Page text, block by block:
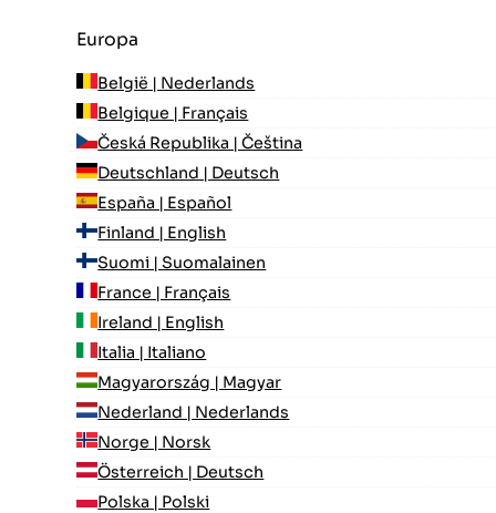
Europa
België | Nederlands
Belgique | Français
Česká Republika | Čeština
Deutschland | Deutsch
España | Español
Finland | English
Suomi | Suomalainen
France | Français
Ireland | English
Italia | Italiano
Magyarország | Magyar
Nederland | Nederlands
Norge | Norsk
Österreich | Deutsch
Polska | Polski